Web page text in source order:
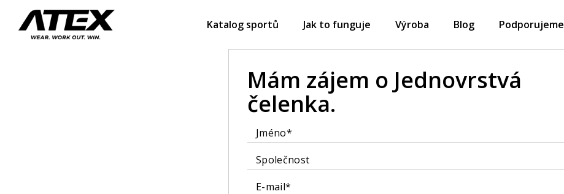
Katalog sportů Jak to funguje Výroba Blog Podporujeme
Mám zájem o Jednovrstvá
čelenka.
Jméno*
Společnost
E-mail*